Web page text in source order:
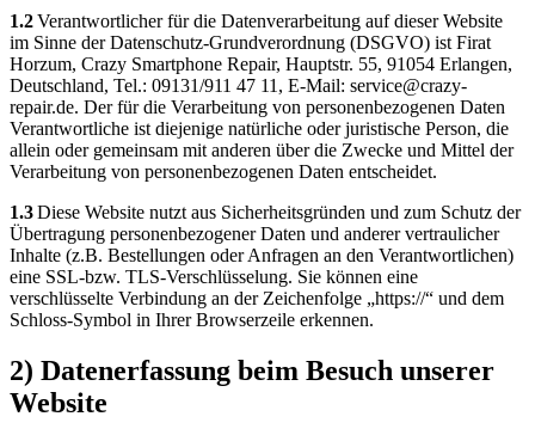
1.2Verantwortlicher für die Datenverarbeitung auf dieser Website
im Sinne der Datenschutz-Grundverordnung (DSGVO) ist Firat
Horzum, Crazy Smartphone Repair, Hauptstr. 55, 91054 Erlangen,
Deutschland, Tel.: 09131/911 47 11, E-Mail: service@crazy-
repair.de. Der für die Verarbeitung von personenbezogenen Daten
Verantwortliche ist diejenige natürliche oder juristische Person, die
allein oder gemeinsam mit anderen über die Zwecke und Mittel der
Verarbeitung von personenbezogenen Daten entscheidet.
1.3Diese Website nutzt aus Sicherheitsgründen und zum Schutz der
Übertragung personenbezogener Daten und anderer vertraulicher
Inhalte (z.B. Bestellungen oder Anfragen an den Verantwortlichen)
eine SSL-bzw. TLS-Verschlüsselung. Sie können eine
verschlüsselte Verbindung an der Zeichenfolge „https://“ und dem
Schloss-Symbol in Ihrer Browserzeile erkennen.
2) Datenerfassung beim Besuch unserer
Website